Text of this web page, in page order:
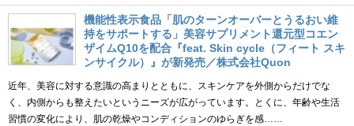
機能性表示食品「肌のターンオーバーとうるおい維
持をサポートする」美容サプリメント還元型コエン
ザイムQ10を配合『feat. Skin cycle（フィート スキ
ンサイクル）』が新発売／株式会社Quon
近年、美容に対する意識の高まりとともに、スキンケアを外側からだけでな
く、内側からも整えたいというニーズが広がっています。とくに、年齢や生活
習慣の変化により、肌の乾燥やコンディションのゆらぎを感……